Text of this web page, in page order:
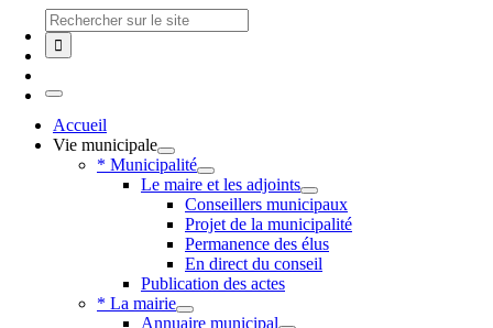
content
Chercher
:
Toggle
Navigation
Accueil
Vie municipale
* Municipalité
Le maire et les adjoints
Conseillers municipaux
Projet de la municipalité
Permanence des élus
En direct du conseil
Publication des actes
* La mairie
Annuaire municipal